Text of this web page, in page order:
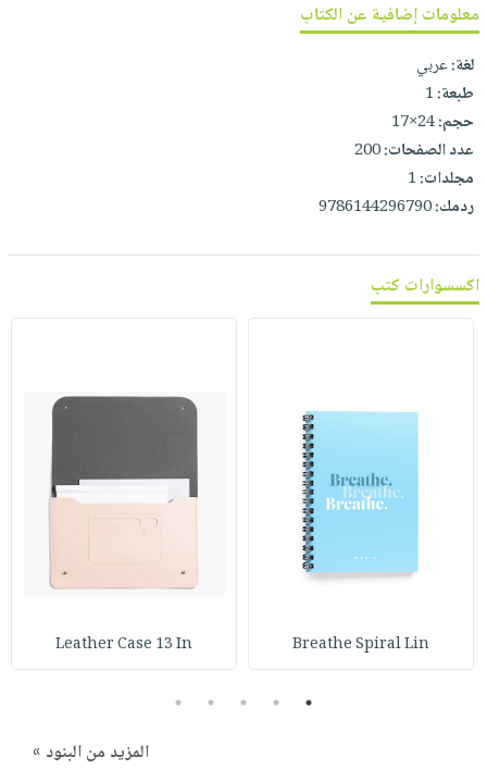
انشر
كتابك
تواصل
معنا
معلومات إضافية عن الكتاب
لغة:عربي
طبعة:1
حجم:24×17
عدد الصفحات:200
مجلدات:1
ردمك:9786144296790
اكسسوارات كتب
Breathe Spiral Lin
Leather Case 13 In
1
2
3
4
5
المزيد من البنود »